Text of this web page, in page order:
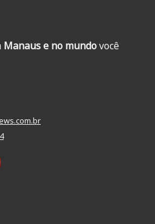
Manaus e no mundovocê